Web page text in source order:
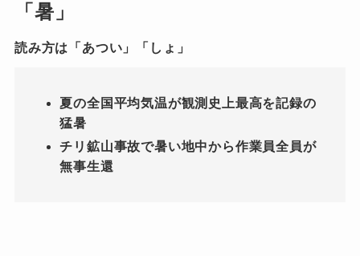
「暑」
読み方は「あつい」「しょ」
夏の全国平均気温が観測史上最高を記録の
猛暑
チリ鉱山事故で暑い地中から作業員全員が
無事生還